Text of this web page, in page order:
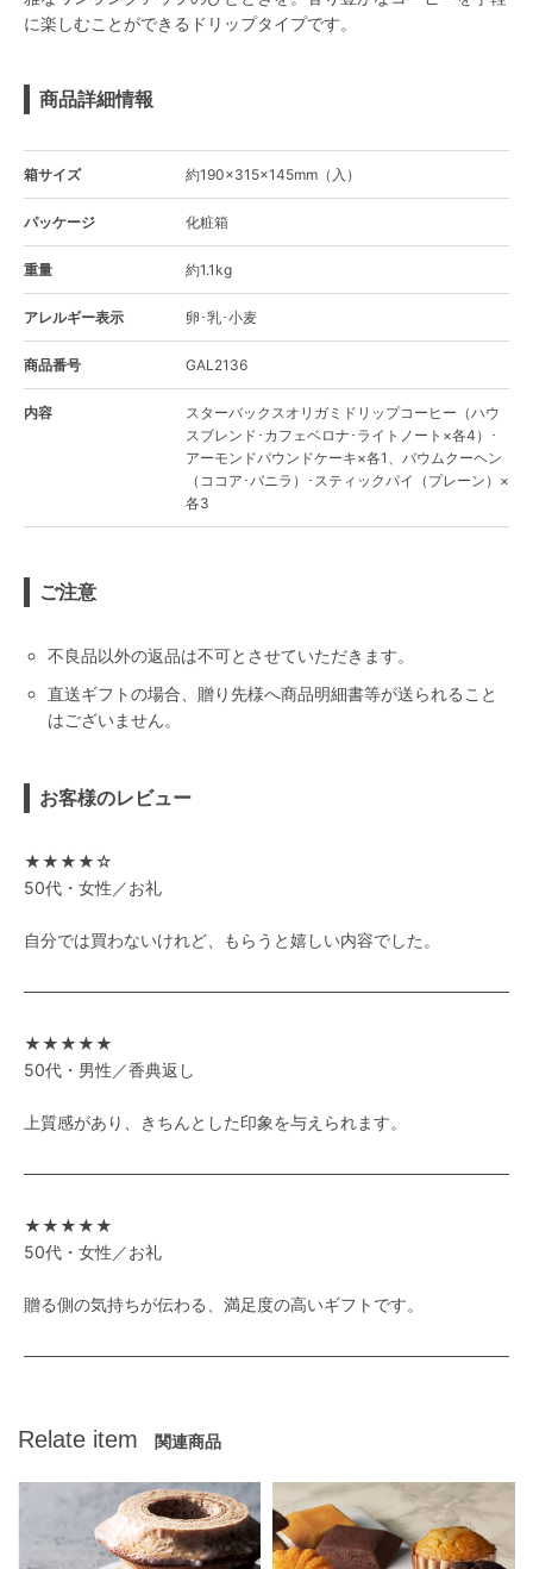
に楽しむことができるドリップタイプです。
商品詳細情報
箱サイズ 約190×315×145mm（入）
パッケージ 化粧箱
重量 約1.1kg
アレルギー表示 卵･乳･小麦
商品番号 GAL2136
内容
スターバックスオリガミドリップコーヒー（ハウ
スブレンド･カフェベロナ･ライトノート×各4）･
アーモンドパウンドケーキ×各1、バウムクーヘン
（ココア･バニラ）･スティックパイ（プレーン）×
各3
ご注意
不良品以外の返品は不可とさせていただきます。
直送ギフトの場合、贈り先様へ商品明細書等が送られること
はございません。
お客様のレビュー
★★★★☆
50代・女性／お礼
自分では買わないけれど、もらうと嬉しい内容でした。
★★★★★
50代・男性／香典返し
上質感があり、きちんとした印象を与えられます。
★★★★★
50代・女性／お礼
贈る側の気持ちが伝わる、満足度の高いギフトです。
Relate item 関連商品